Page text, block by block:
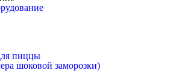
пиццы
шоковой заморозки)